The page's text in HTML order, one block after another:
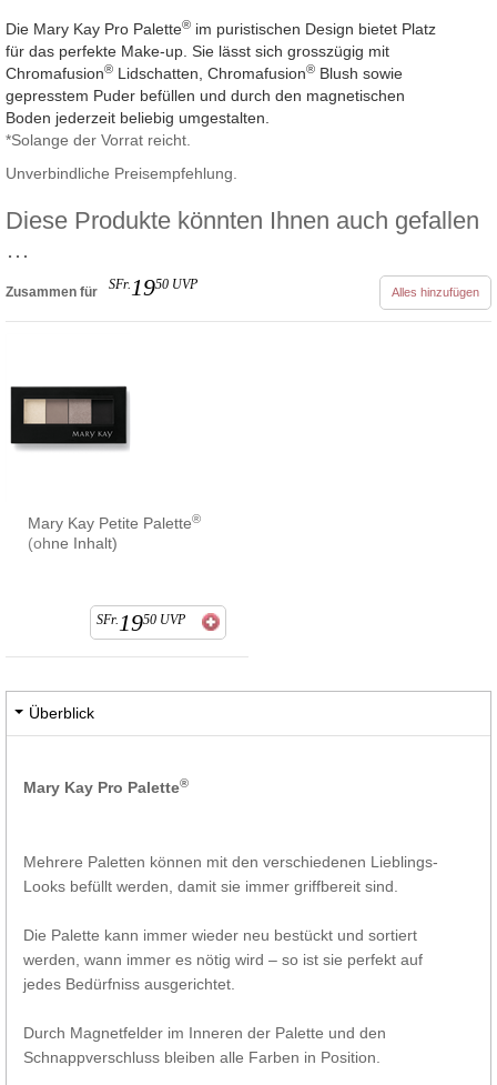
Die Mary Kay Pro Palette® im puristischen Design bietet Platz
für das perfekte Make-up. Sie lässt sich grosszügig mit
Chromafusion® Lidschatten, Chromafusion® Blush sowie
gepresstem Puder befüllen und durch den magnetischen
Boden jederzeit beliebig umgestalten.
*Solange der Vorrat reicht.
Unverbindliche Preisempfehlung.
Diese Produkte könnten Ihnen auch gefallen
…
Zusammen für SFr. 1950 UVP Alles hinzufügen
Mary Kay Petite Palette®
(ohne Inhalt)
SFr. 1950 UVP
Überblick
Mary Kay Pro Palette®
Mehrere Paletten können mit den verschiedenen Lieblings-
Looks befüllt werden, damit sie immer griffbereit sind.
Die Palette kann immer wieder neu bestückt und sortiert
werden, wann immer es nötig wird – so ist sie perfekt auf
jedes Bedürfniss ausgerichtet.
Durch Magnetfelder im Inneren der Palette und den
Schnappverschluss bleiben alle Farben in Position.